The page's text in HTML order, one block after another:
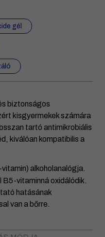
gél
biztonságos
kisgyermekek számára
tartó antimikrobiális
kiválóan kompatibilis a
alkoholanalógja.
B5-vitaminná oxidálódik.
hatásának
van a bőrre.